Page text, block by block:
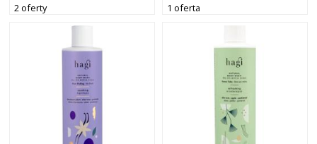
2 oferty 1 oferta